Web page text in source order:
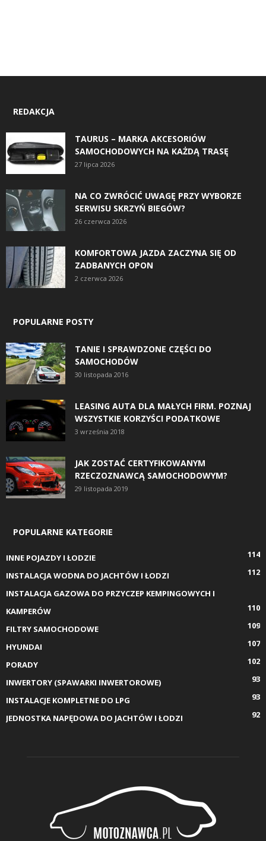
REDAKCJA
TAURUS – MARKA AKCESORIÓW
SAMOCHODOWYCH NA KAŻDĄ TRASĘ
27 lipca 2026
NA CO ZWRÓCIĆ UWAGĘ PRZY WYBORZE
SERWISU SKRZYŃ BIEGÓW?
26 czerwca 2026
KOMFORTOWA JAZDA ZACZYNA SIĘ OD
ZADBANYCH OPON
2 czerwca 2026
POPULARNE POSTY
TANIE I SPRAWDZONE CZĘŚCI DO
SAMOCHODÓW
30 listopada 2016
LEASING AUTA DLA MAŁYCH FIRM. POZNAJ
WSZYSTKIE KORZYŚCI PODATKOWE
3 września 2018
JAK ZOSTAĆ CERTYFIKOWANYM
RZECZOZNAWCĄ SAMOCHODOWYM?
29 listopada 2019
POPULARNE KATEGORIE
INNE POJAZDY I ŁODZIE
114
INSTALACJA WODNA DO JACHTÓW I ŁODZI
112
INSTALACJA GAZOWA DO PRZYCZEP KEMPINGOWYCH I
KAMPERÓW
110
FILTRY SAMOCHODOWE
109
HYUNDAI
107
PORADY
102
INWERTORY (SPAWARKI INWERTOROWE)
93
INSTALACJE KOMPLETNE DO LPG
93
JEDNOSTKA NAPĘDOWA DO JACHTÓW I ŁODZI
92